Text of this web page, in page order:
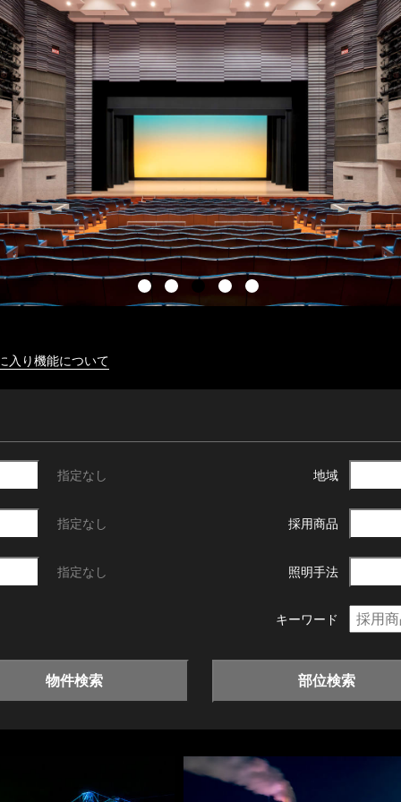
入り機能について
指定なし 地域
指定なし 採用商品
指定なし 照明手法
キーワード
物件検索 部位検索